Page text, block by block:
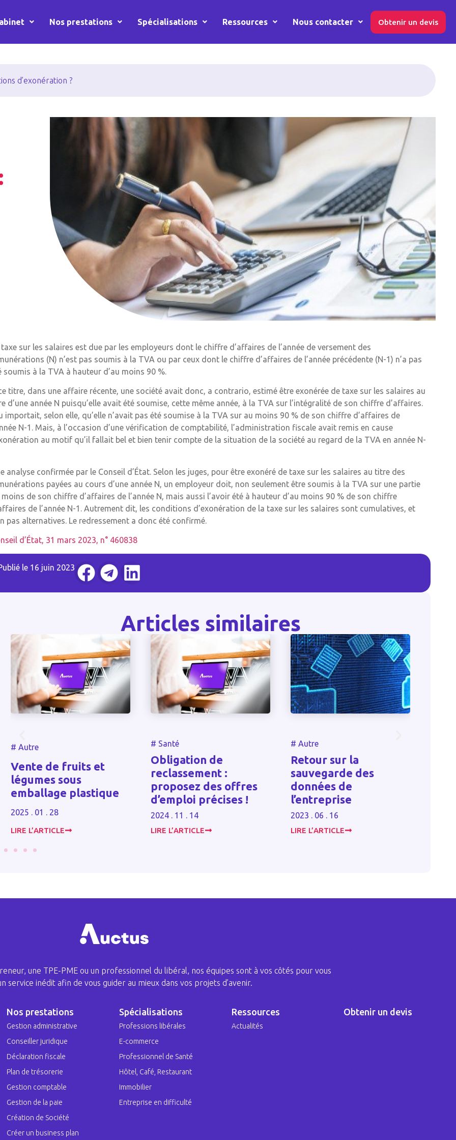
Nos prestations Spécialisations Ressources Nous contacter Obtenir un devis
d’exonération ?
taxe sur les salaires est due par les employeurs dont le chiffre d’affaires de l’année de versement des
(N) n’est pas soumis à la TVA ou par ceux dont le chiffre d’affaires de l’année précédente (N-1) n’a pas
soumis à la TVA à hauteur d’au moins 90 %.
titre, dans une affaire récente, une société avait donc, a contrario, estimé être exonérée de taxe sur les salaires au
d’une année N puisqu’elle avait été soumise, cette même année, à la TVA sur l’intégralité de son chiffre d’affaires.
importait, selon elle, qu’elle n’avait pas été soumise à la TVA sur au moins 90 % de son chiffre d’affaires de
N-1. Mais, à l’occasion d’une vérification de comptabilité, l’administration fiscale avait remis en cause
au motif qu’il fallait bel et bien tenir compte de la situation de la société au regard de la TVA en année N-
analyse confirmée par le Conseil d’État. Selon les juges, pour être exonéré de taxe sur les salaires au titre des
payées au cours d’une année N, un employeur doit, non seulement être soumis à la TVA sur une partie
moins de son chiffre d’affaires de l’année N, mais aussi l’avoir été à hauteur d’au moins 90 % de son chiffre
de l’année N-1. Autrement dit, les conditions d’exonération de la taxe sur les salaires sont cumulatives, et
pas alternatives. Le redressement a donc été confirmé.
d’État, 31 mars 2023, n° 460838
le 16 juin 2023
Articles similaires
de fruits et
sous
plastique
. 28
Obligation de
reclassement :
proposez des offres
d’emploi précises !
2024 . 11 . 14
LIRE L’ARTICLE
Retour sur la
sauvegarde des
données de
l’entreprise
2023 . 06 . 16
LIRE L’ARTICLE
une TPE-PME ou un professionnel du libéral, nos équipes sont à vos côtés pour vous
service inédit afin de vous guider au mieux dans vos projets d’avenir.
Nos prestations
Gestion administrative
Conseiller juridique
Déclaration fiscale
Plan de trésorerie
Gestion comptable
Gestion de la paie
Création de Société
Créer un business plan
Spécialisations
Professions libérales
E-commerce
Professionnel de Santé
Hôtel, Café, Restaurant
Immobilier
Entreprise en difficulté
Ressources
Actualités
Obtenir un devis